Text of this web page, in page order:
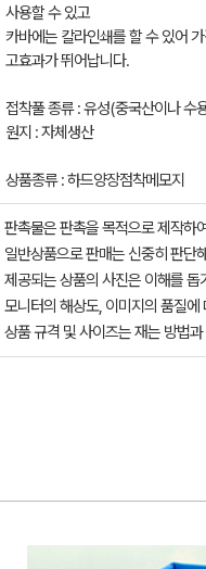
사용할 수 있고
카바에는 칼라인쇄를 할 수 있어
고효과가 뛰어납니다.
접착풀 종류 : 유성(중국산이나 수
원지 : 자체생산
상품종류 : 하드양장점착메모지
판촉물은 판촉을 목적으로 제작하
일반상품으로 판매는 신중히 판단
제공되는 상품의 사진은 이해를
모니터의 해상도, 이미지의 품질
상품 규격 및 사이즈는 재는 방법